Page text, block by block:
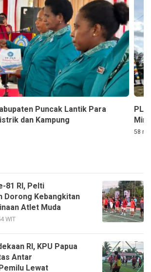
Puncak Lantik Para
dan Kampung
58
81 RI, Pelti
Dorong Kebangkitan
Atlet Muda
WIT
RI, KPU Papua
Antar
Lewat